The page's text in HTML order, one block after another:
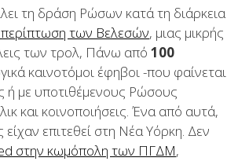
τη δράση Ρώσων κατά τη διάρκεια
των Βελεσών, μιας μικρής
των τρολ, Πάνω από100
καινοτόμοι έφηβοι -που φαίνεται
ή με υποτιθέμενους Ρώσους
και κοινοποιήσεις. Ένα από αυτά,
επιτεθεί στη Νέα Υόρκη. Δεν
στην κωμόπολη των ΠΓΔΜ,